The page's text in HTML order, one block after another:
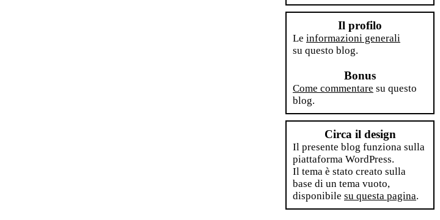
Il profilo
Le informazioni generali
su questo blog.
Bonus
Come commentare su questo
blog.
Circa il design
Il presente blog funziona sulla
piattaforma WordPress.
Il tema è stato creato sulla
base di un tema vuoto,
disponibile su questa pagina.